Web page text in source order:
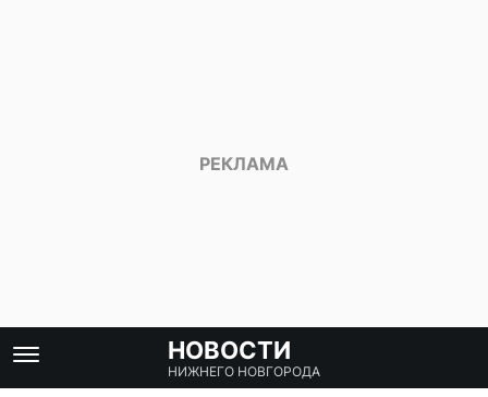
НОВОСТИ
НИЖНЕГО НОВГОРОДА